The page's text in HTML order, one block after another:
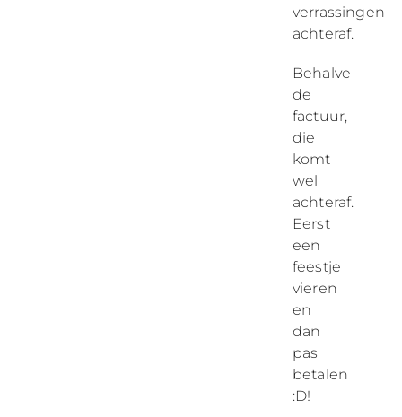
verrassingen
achteraf.
Behalve
de
factuur,
die
komt
wel
achteraf.
Eerst
een
feestje
vieren
en
dan
pas
betalen
:D!